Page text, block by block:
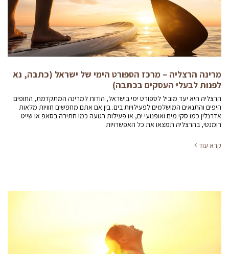
מרינה הרצליה – מרכז הספורט הימי של ישראל (כתבה, נא
לפנות לבעלי העסקים בכתבה)
הרצליה היא יעד מוביל לספורט ימי בישראל, הודות למרינה המתקדמת, החופים
היפים והתנאים המושלמים לפעילויות בים. בין אם אתם מחפשים חוויות מלאות
אדרנלין כמו סקי מים ואופנועי ים, או פעילות רגועה כמו חתירה בסאפ או שייט
רומנטי, בהרצליה תמצאו את כל האפשרויות.
קרא עוד